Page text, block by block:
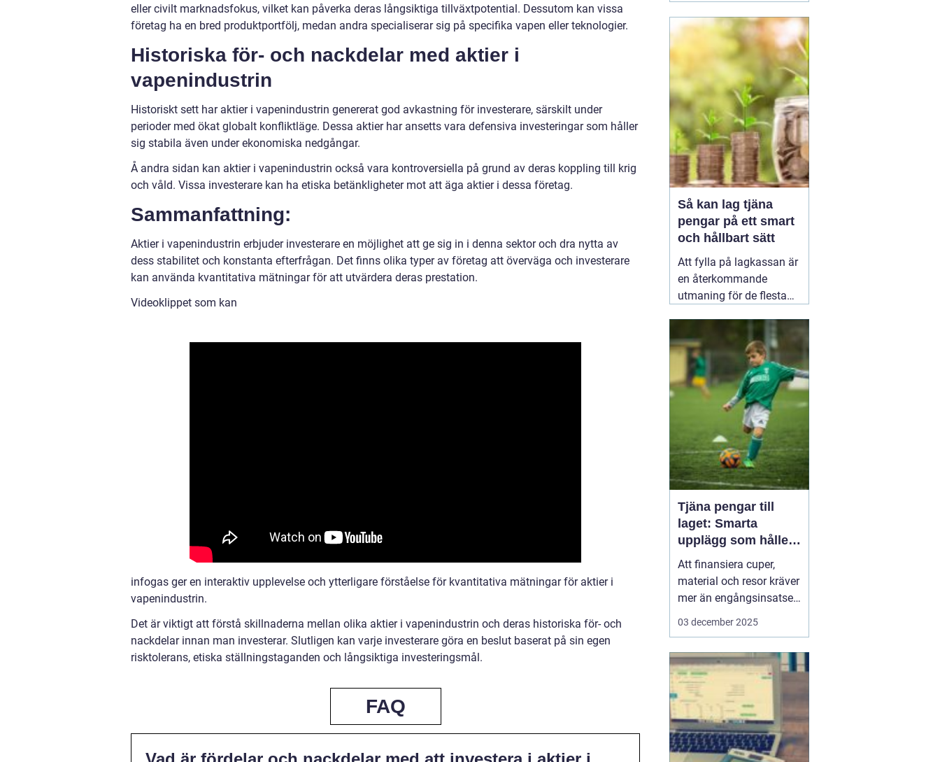
eller civilt marknadsfokus, vilket kan påverka deras långsiktiga tillväxtpotential. Dessutom kan vissa
företag ha en bred produktportfölj, medan andra specialiserar sig på specifika vapen eller teknologier.
Historiska för- och nackdelar med aktier i
vapenindustrin
Historiskt sett har aktier i vapenindustrin genererat god avkastning för investerare, särskilt under
perioder med ökat globalt konfliktläge. Dessa aktier har ansetts vara defensiva investeringar som håller
sig stabila även under ekonomiska nedgångar.
Å andra sidan kan aktier i vapenindustrin också vara kontroversiella på grund av deras koppling till krig
och våld. Vissa investerare kan ha etiska betänkligheter mot att äga aktier i dessa företag.
Sammanfattning:
Aktier i vapenindustrin erbjuder investerare en möjlighet att ge sig in i denna sektor och dra nytta av
dess stabilitet och konstanta efterfrågan. Det finns olika typer av företag att överväga och investerare
kan använda kvantitativa mätningar för att utvärdera deras prestation.
Videoklippet som kan
infogas ger en interaktiv upplevelse och ytterligare förståelse för kvantitativa mätningar för aktier i
vapenindustrin.
Det är viktigt att förstå skillnaderna mellan olika aktier i vapenindustrin och deras historiska för- och
nackdelar innan man investerar. Slutligen kan varje investerare göra en beslut baserat på sin egen
risktolerans, etiska ställningstaganden och långsiktiga investeringsmål.
FAQ
och 80-talet. I da...
Så kan lag tjäna
pengar på ett smart
och hållbart sätt
Att fylla på lagkassan är
en återkommande
utmaning för de flesta
träningsläger, material,
domarkostnader och
resor äter snabbt upp
pengarna. Många söker
därför enkla och tydliga
20 januari 2026
Tjäna pengar till
laget: Smarta
upplägg som håller i
längden
Att finansiera cuper,
material och resor kräver
mer än engångsinsatser.
Många lag väljer idag
och lojala kunder. Fokus
ligger på vardagsvaror,
tydlig pl...
03 december 2025